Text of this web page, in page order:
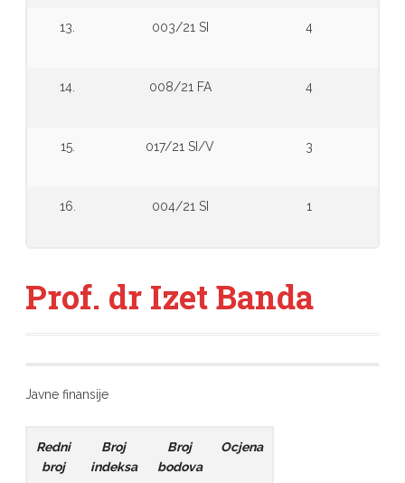
13. 003/21 SI 4
14. 008/21 FA 4
15. 017/21 SI/V 3
16. 004/21 SI 1
Prof. dr Izet Banda
Javne finansije
Redni
broj
Broj
indeksa
Broj
bodova
Ocjena